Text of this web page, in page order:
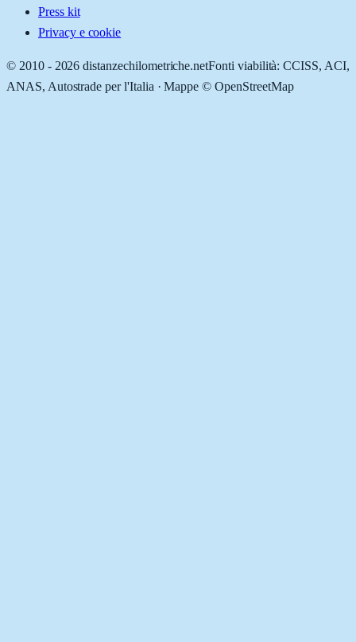
Press kit
Privacy e cookie
© 2010 - 2026 distanzechilometriche.netFonti viabilità: CCISS, ACI,
ANAS, Autostrade per l'Italia · Mappe © OpenStreetMap